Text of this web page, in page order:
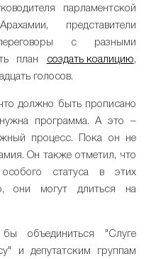
парламентской
представители
с разными
план создать коалицию,
голосов.
должно быть прописано
программа. А это –
процесс. Пока он не
Он также отметил, что
статуса в этих
они могут длиться на
объединиться "Слуге
и депутатским группам